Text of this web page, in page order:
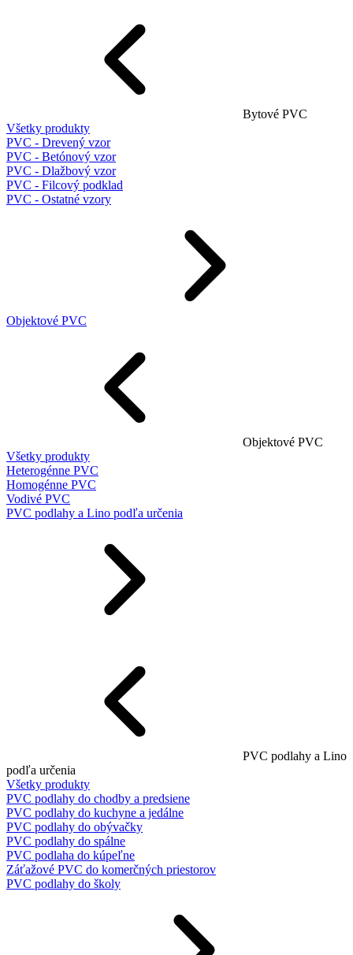
Bytové PVC
Všetky produkty
PVC - Drevený vzor
PVC - Betónový vzor
PVC - Dlažbový vzor
PVC - Filcový podklad
PVC - Ostatné vzory
Objektové PVC
Objektové PVC
Všetky produkty
Heterogénne PVC
Homogénne PVC
Vodivé PVC
PVC podlahy a Lino podľa určenia
PVC podlahy a Lino
podľa určenia
Všetky produkty
PVC podlahy do chodby a predsiene
PVC podlahy do kuchyne a jedálne
PVC podlahy do obývačky
PVC podlahy do spálne
PVC podlaha do kúpeľne
Záťažové PVC do komerčných priestorov
PVC podlahy do školy